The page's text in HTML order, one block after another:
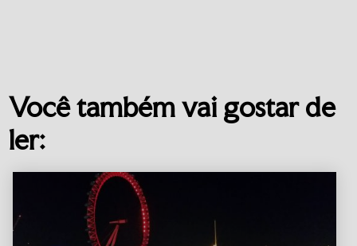
Você também vai gostar de
ler: